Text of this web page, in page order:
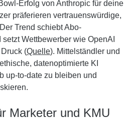
Erfolg von Anthropic für deine
präferieren vertrauenswürdige,
Trend schiebt Abo-
Wettbewerber wie OpenAI
(Quelle). Mittelständler und
datenoptimierte KI
up-to-date zu bleiben und
Marketer und KMU